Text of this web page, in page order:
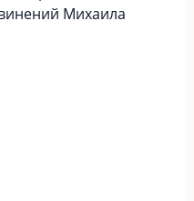
Михаила